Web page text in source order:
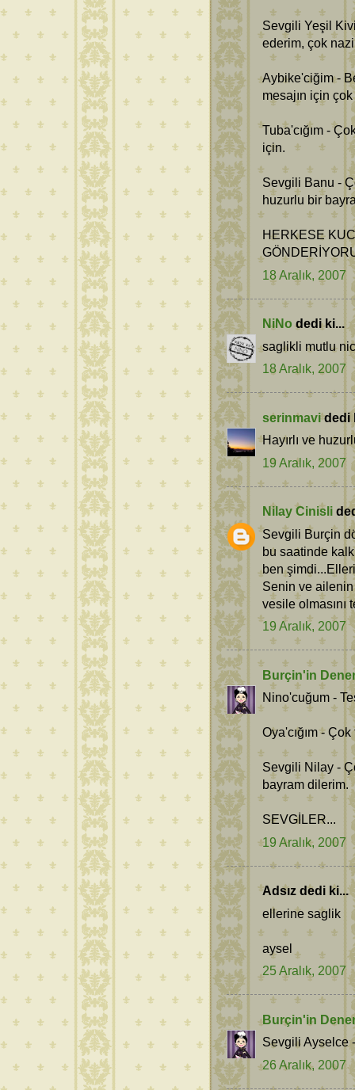
Sevgili Yeşil
ederim, çok
Aybike'ciğim -
mesajın için
Tuba'cığım -
için.
Sevgili Banu -
huzurlu bir
HERKESE
18 Aralık, 2007
NiNo dedi ki...
saglikli mutlu
18 Aralık, 2007
serinmavidedi
Hayırlı ve
19 Aralık, 2007
Nilay Cinisli
Sevgili Burçin
bu saatinde
ben
Senin ve ailenin
vesile olmasını
19 Aralık, 2007
Burçin'in
Nino'cuğum -
Oya'cığım -
Sevgili Nilay -
bayram dilerim.
SEVGİLER...
19 Aralık, 2007
Adsız dedi ki...
ellerine saglik
aysel
25 Aralık, 2007
Burçin'in
Sevgili Ayselce
26 Aralık, 2007